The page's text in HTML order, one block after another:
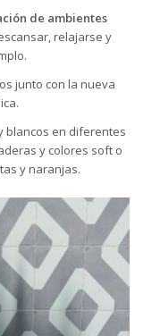
de ambientes
relajarse y
junto con la nueva
blancos en diferentes
y colores soft o
y naranjas.